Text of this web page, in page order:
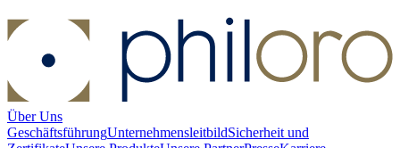
Über Uns
GeschäftsführungUnternehmensleitbildSicherheit und